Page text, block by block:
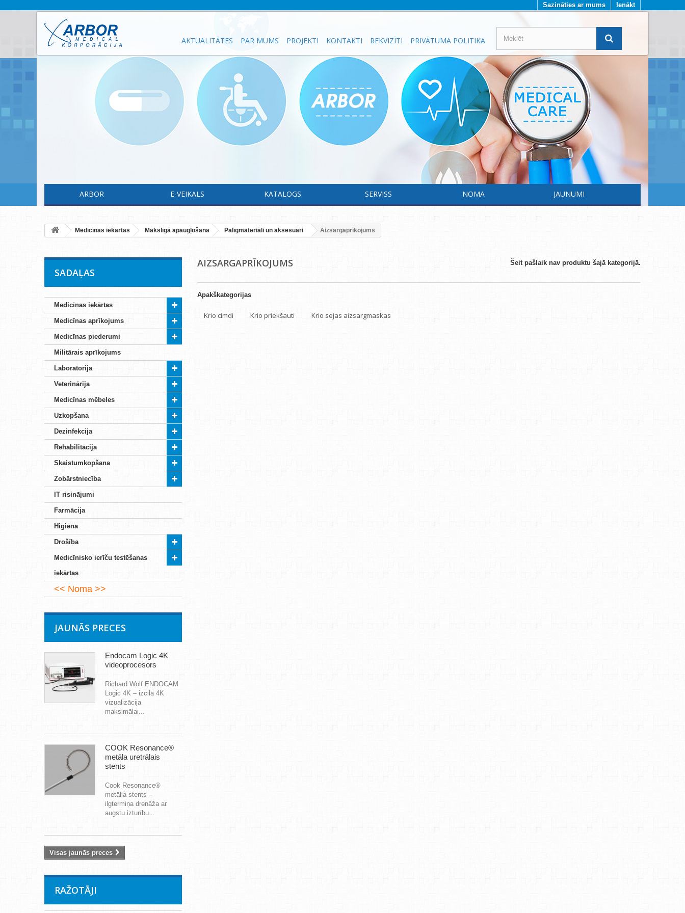
Ienākt
Sazināties ar mums
AKTUALITĀTES PAR MUMS PROJEKTI KONTAKTI REKVIZĪTI PRIVĀTUMA POLITIKA
ARBOR E-VEIKALS KATALOGS SERVISS NOMA JAUNUMI
Medicīnas iekārtas Mākslīgā apaugļošana Palīgmateriāli un aksesuāri Aizsargaprīkojums
SADAĻAS
Medicīnas iekārtas
Medicīnas aprīkojums
Medicīnas piederumi
Militārais aprīkojums
Laboratorija
Veterinārija
Medicīnas mēbeles
Uzkopšana
Dezinfekcija
Rehabilitācija
Skaistumkopšana
Zobārstniecība
IT risinājumi
Farmācija
Higiēna
Drošība
Medicīnisko ierīču testēšanas
iekārtas
Noma
JAUNĀS PRECES
Endocam Logic 4K
videoprocesors
Richard Wolf ENDOCAM
Logic 4K – izcila 4K
vizualizācija
maksimālai...
COOK Resonance®
metāla uretrālais
stents
Cook Resonance®
metālia stents –
ilgtermiņa drenāža ar
augstu izturību...
Visas jaunās preces
RAŽOTĀJI
AIZSARGAPRĪKOJUMS Šeit pašlaik nav produktu šajā kategorijā.
Apakškategorijas
Krio cimdi Krio priekšauti Krio sejas aizsargmaskas